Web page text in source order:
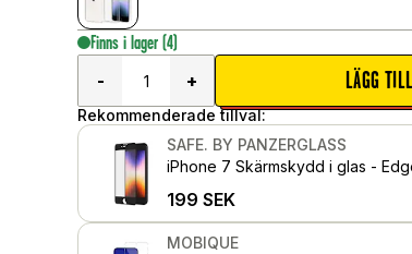
Finns i lager (4)
-
+ LÄGG
Rekommenderade tillval:
SAFE. BY PANZERGLASS
iPhone 7 Skärmskydd i glas -
199 SEK
MOBIQUE